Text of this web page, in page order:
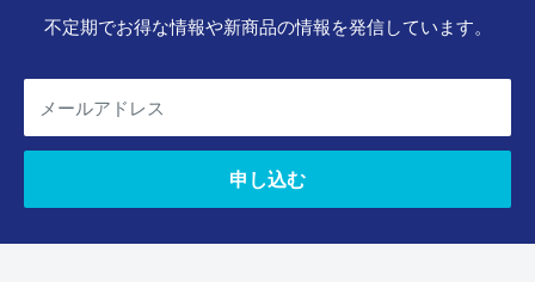
不定期でお得な情報や新商品の情報を発信しています。
メールアドレス
申し込む